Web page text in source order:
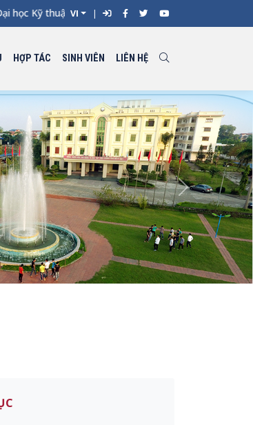
Kỹ thuật Công nghiệp đợt 1 năm 2026 -
VI
HỢP TÁC SINH VIÊN LIÊN HỆ
Next